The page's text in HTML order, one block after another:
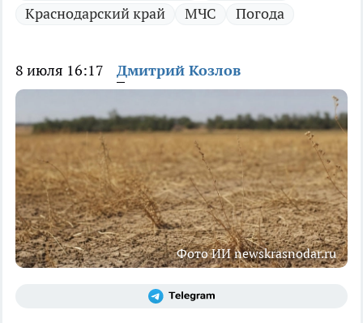
Краснодарский край
МЧС Погода
8 июля 16:17 Дмитрий Козлов
Фото ИИ newskrasnodar.ru